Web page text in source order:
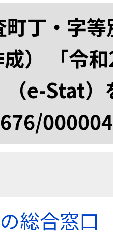
町丁・字
成） 「令
（e-Stat）
総合窓口